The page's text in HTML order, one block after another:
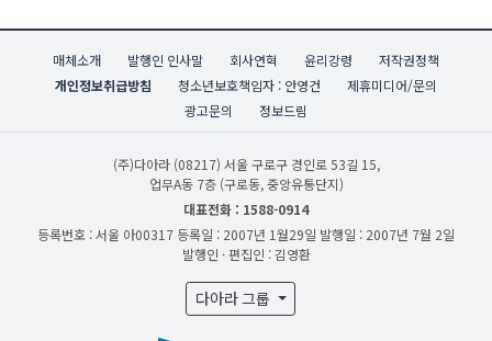
매체소개 발행인 인사말 회사연혁 윤리강령
저작권정책
개인정보취급방침
청소년보호책임자 : 안영건
제휴미디어/문의
광고문의
정보드림
(주)다아라 (08217) 서울 구로구 경인로 53길 15,
업무A동 7층 (구로동, 중앙유통단지)
대표전화 : 1588-0914
등록번호 : 서울 아00317 등록일 : 2007년 1월29일 발행일 : 2007년 7월 2일
발행인 · 편집인 : 김영환
다아라 그룹